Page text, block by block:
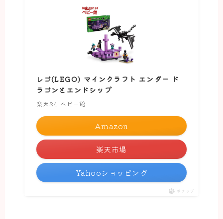
レゴ(LEGO) マインクラフト エンダー ド
ラゴンとエンドシップ
楽天24 ベビー館
Amazon
楽天市場
Yahooショッピング
ポチップ